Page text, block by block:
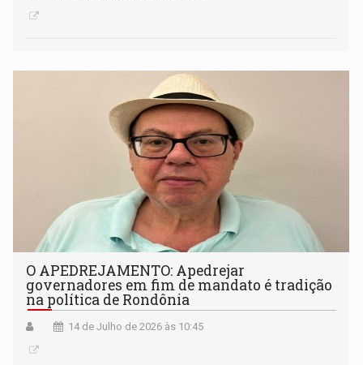
O APEDREJAMENTO: Apedrejar
governadores em fim de mandato é tradição
na política de Rondônia
14 de Julho de 2026 às 10:45